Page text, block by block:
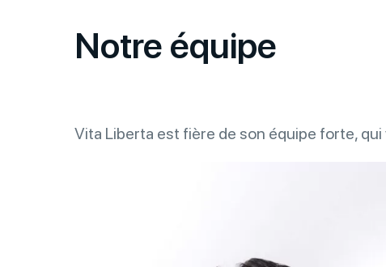
Notre équipe
Vita Liberta est fière de son équipe forte,